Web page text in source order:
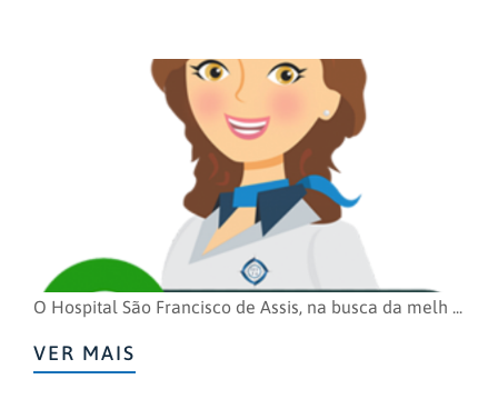
O Hospital São Francisco de Assis, na busca da melh ...
VER MAIS